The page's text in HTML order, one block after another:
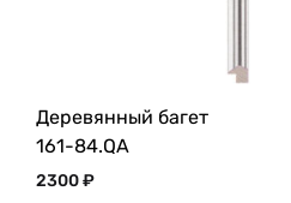
Деревянный багет
161-84.QA
2300₽